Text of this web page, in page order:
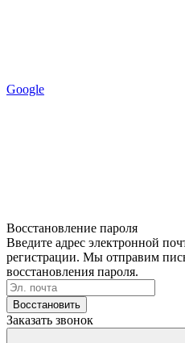
Google
Восстановление пароля
Введите адрес электронной
регистрации. Мы отправим
восстановления пароля.
Восстановить
Заказать звонок